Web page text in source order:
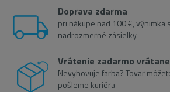
Doprava zdarma
pri nákupe nad 100 €, výnimka
nadrozmerné zásielky
Vrátenie zadarmo
Nevyhovuje farba? Tovar
pošleme kuriéra